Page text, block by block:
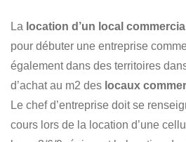
La location d’un local commercial
pour débuter une entreprise
également dans des territoires
d’achat au m2 des locaux
Le chef d’entreprise doit se
cours lors de la location d’une